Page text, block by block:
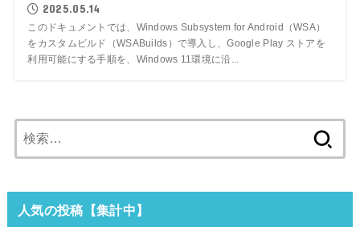
2025.05.14
このドキュメントでは、Windows Subsystem for Android（WSA）
をカスタムビルド（WSABuilds）で導入し、Google Play ストアを
利用可能にする手順を、Windows 11環境に沿...
索:
人気の投稿【集計中】